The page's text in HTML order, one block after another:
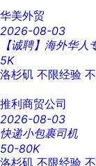
华美外贸
2026-08-03
【诚聘】海外华人
5K
洛杉矶 不限经验
推利商贸公司
2026-08-03
快递小包裹司机
50-80K
洛杉矶 不限经验